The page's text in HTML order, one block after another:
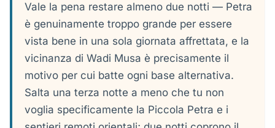
Vale la pena restare almeno due notti — Petra
è genuinamente troppo grande per essere
vista bene in una sola giornata affrettata, e la
vicinanza di Wadi Musa è precisamente il
motivo per cui batte ogni base alternativa.
Salta una terza notte a meno che tu non
voglia specificamente la Piccola Petra e i